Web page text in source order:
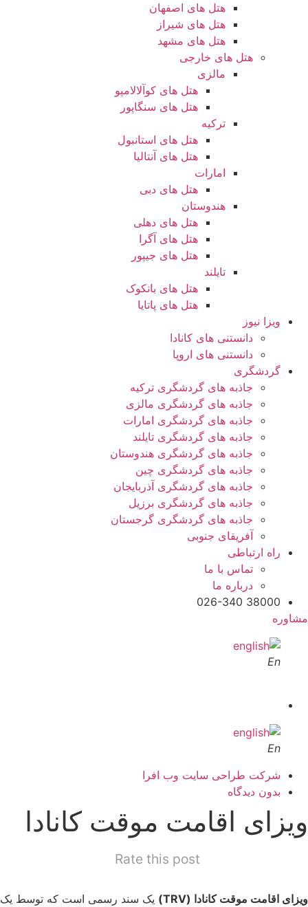
هتل های اصفهان
هتل های شیراز
هتل های مشهد
هتل های خارجی
مالزی
هتل های کوآلالامپو
هتل های سنگاپور
ترکیه
هتل های استانبول
هتل های آنتالیا
امارات
هتل های دبی
هندوستان
هتل های دهلی
هتل های آگرا
هتل های جیپور
تایلند
هتل های بانکوک
هتل های پاتایا
ویزا نیوز
دانستنی های کانادا
دانستنی های اروپا
گردشگری
جاذبه های گردشگری ترکیه
جاذبه های گردشگری مالزی
جاذبه های گردشگری امارات
جاذبه های گردشگری تایلند
جاذبه های گردشگری هندوستان
جاذبه های گردشگری چین
جاذبه های گردشگری آذربایجان
جاذبه های گردشگری برزیل
جاذبه های گردشگری گرجستان
آفریقای جنوبی
راه ارتباطی
تماس با ما
درباره ما
38000 026-340
مشاوره
En
En
شرکت طراحی سایت وب افرا
بدون دیدگاه
ویزای اقامت موقت کانادا
Rate this post
ویزای اقامت موقت کانادا (TRV) یک سند رسمی است که توسط یک